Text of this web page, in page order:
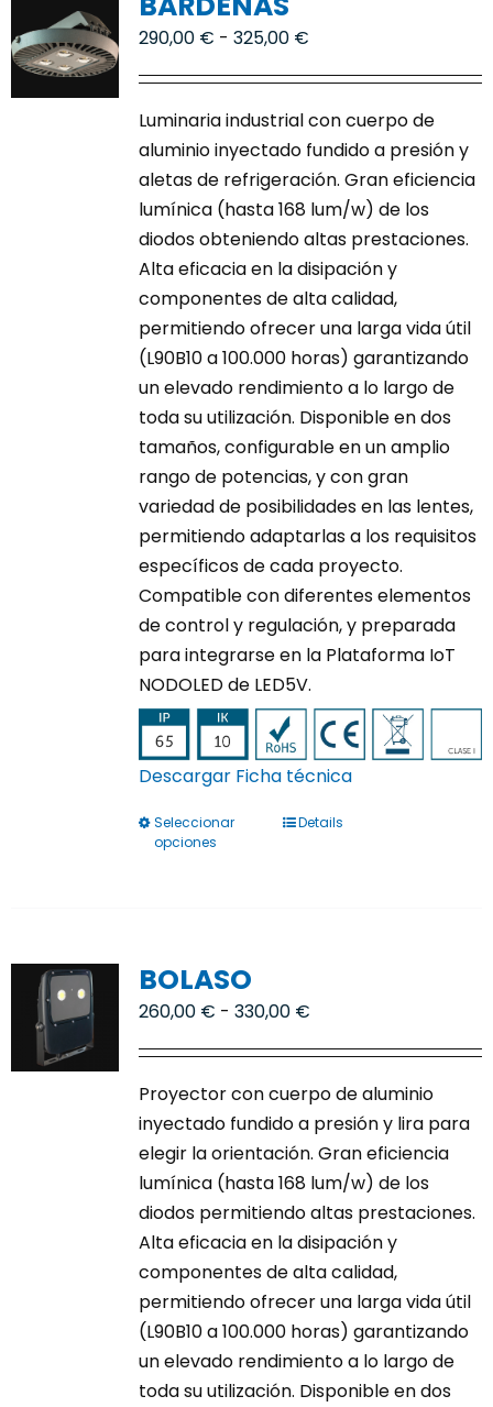
Contacto 290,00 € - 325,00 €Rango
desde
290,00 €
hasta
325,00 €
Luminaria industrial con cuerpo de
aluminio inyectado fundido a presión y
aletas de refrigeración. Gran eficiencia
lumínica (hasta 168 lum/w) de los
diodos obteniendo altas prestaciones.
Alta eficacia en la disipación y
componentes de alta calidad,
permitiendo ofrecer una larga vida útil
(L90B10 a 100.000 horas) garantizando
un elevado rendimiento a lo largo de
toda su utilización. Disponible en dos
tamaños, configurable en un amplio
rango de potencias, y con gran
variedad de posibilidades en las lentes,
permitiendo adaptarlas a los requisitos
específicos de cada proyecto.
Compatible con diferentes elementos
de control y regulación, y preparada
para integrarse en la Plataforma IoT
NODOLED de LED5V.
Descargar Ficha técnica
Seleccionar
opciones
Este
opciones
pueden
elegir
en
la
página
de
producto
Details
BOLASO
260,00 € - 330,00 €Rango
desde
260,00 €
hasta
330,00 €
Proyector con cuerpo de aluminio
inyectado fundido a presión y lira para
elegir la orientación. Gran eficiencia
lumínica (hasta 168 lum/w) de los
diodos permitiendo altas prestaciones.
Alta eficacia en la disipación y
componentes de alta calidad,
permitiendo ofrecer una larga vida útil
(L90B10 a 100.000 horas) garantizando
un elevado rendimiento a lo largo de
toda su utilización. Disponible en dos